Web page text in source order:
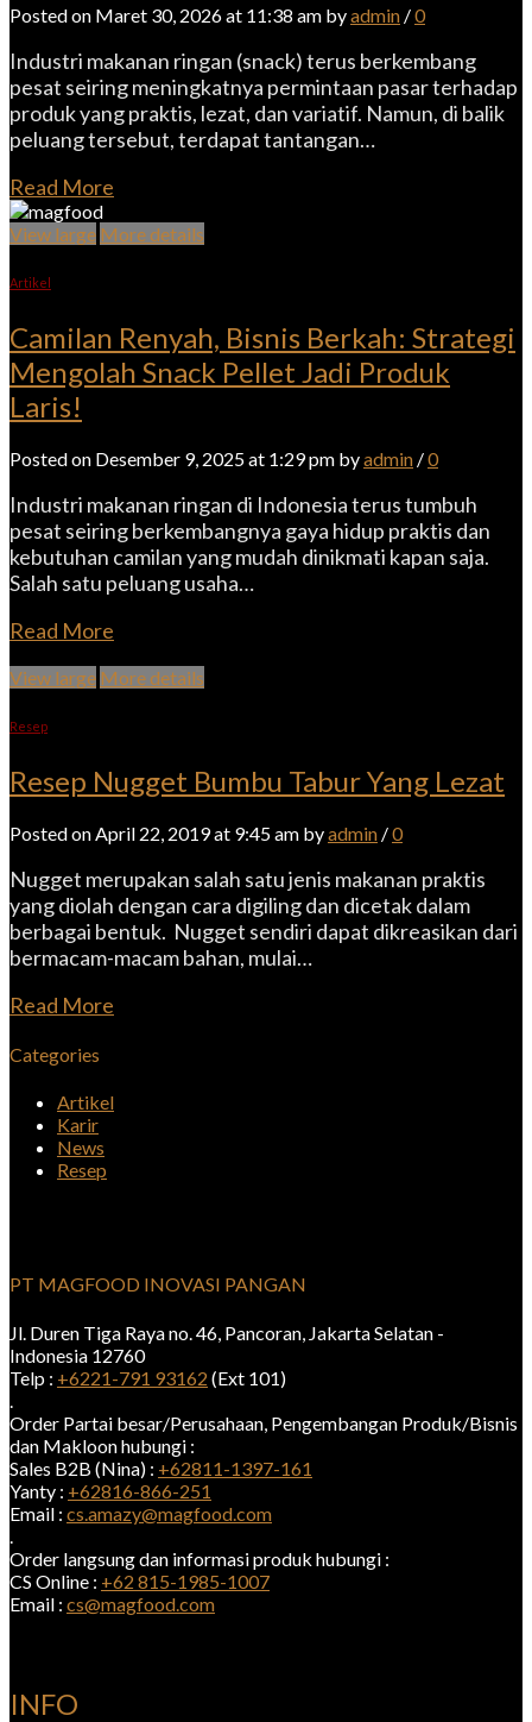
Posted on Maret 30, 2026 at 11:38 am byadmin /0
Industri makanan ringan (snack) terus berkembang
pesat seiring meningkatnya permintaan pasar terhadap
produk yang praktis, lezat, dan variatif. Namun, di balik
peluang tersebut, terdapat tantangan…
Read More
View large More details
Artikel
Camilan Renyah, Bisnis Berkah: Strategi
Mengolah Snack Pellet Jadi Produk
Laris!
Posted on Desember 9, 2025 at 1:29 pm byadmin /0
Industri makanan ringan di Indonesia terus tumbuh
pesat seiring berkembangnya gaya hidup praktis dan
kebutuhan camilan yang mudah dinikmati kapan saja.
Salah satu peluang usaha…
Read More
View large More details
Resep
Resep Nugget Bumbu Tabur Yang Lezat
Posted on April 22, 2019 at 9:45 am byadmin /0
Nugget merupakan salah satu jenis makanan praktis
yang diolah dengan cara digiling dan dicetak dalam
berbagai bentuk. Nugget sendiri dapat dikreasikan dari
bermacam-macam bahan, mulai…
Read More
Categories
Artikel
Karir
News
Resep
PT MAGFOOD INOVASI PANGAN
Jl. Duren Tiga Raya no. 46, Pancoran, Jakarta Selatan -
Indonesia 12760
Telp : +6221-791 93162 (Ext 101)
Order Partai besar/Perusahaan, Pengembangan Produk/Bisnis
dan Makloon hubungi :
Sales B2B (Nina) : +62811-1397-161
Yanty : +62816-866-251
Email : cs.amazy@magfood.com
Order langsung dan informasi produk hubungi :
CS Online : +62 815-1985-1007
Email : cs@magfood.com
INFO